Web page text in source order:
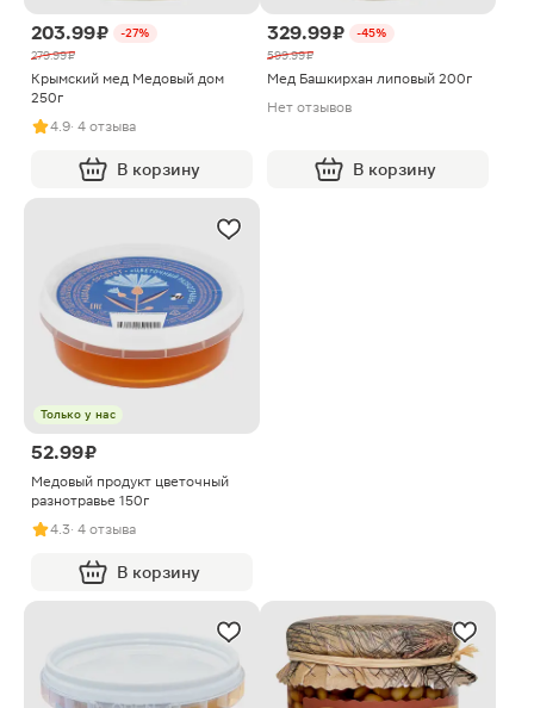
203.99 ₽
-27%
279.99 ₽
Крымский мед Медовый дом
250г
4.9· 4 отзыва
В корзину
329.99 ₽
-45%
599.99 ₽
Мед Башкирхан липовый 200г
Нет отзывов
В корзину
Только у нас
52.99 ₽
Медовый продукт цветочный
разнотравье 150г
4.3· 4 отзыва
В корзину